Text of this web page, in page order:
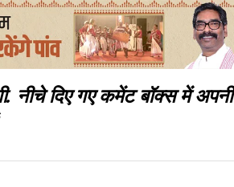
दिए गए कमेंट बॉक्स में अपनी